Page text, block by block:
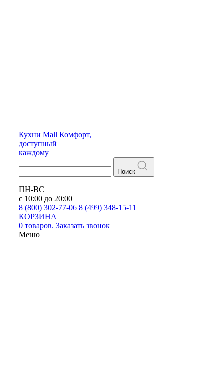
Кухни Mall Комфорт,
доступный
каждому
Поиск
ПН-ВС
с 10:00 до 20:00
8 (800) 302-77-06 8 (499) 348-15-11
КОРЗИНА
0 товаров. Заказать звонок
Меню